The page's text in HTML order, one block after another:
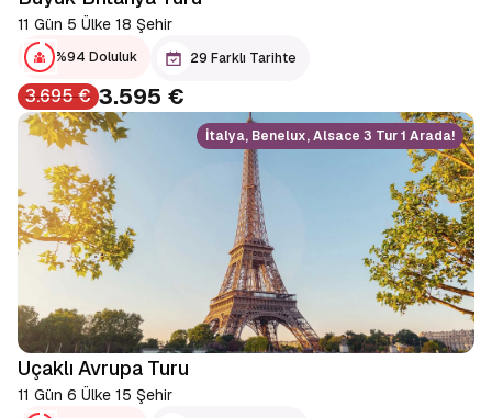
11 Gün 5 Ülke 18 Şehir
%94 Doluluk 29 Farklı Tarihte
3.695 € 3.595 €
İtalya, Benelux, Alsace 3 Tur 1 Arada!
Uçaklı Avrupa Turu
11 Gün 6 Ülke 15 Şehir